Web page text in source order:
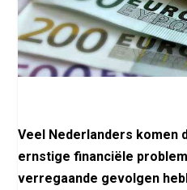
Veel Nederlanders komen
ernstige financiële
verregaande gevolgen